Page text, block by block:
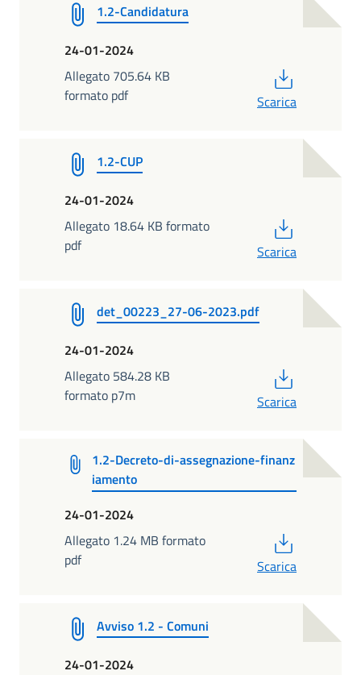
1.2-Candidatura
24-01-2024
Allegato 705.64 KB
formato pdf
Scarica
1.2-CUP
24-01-2024
Allegato 18.64 KB formato
pdf
Scarica
det_00223_27-06-2023.pdf
24-01-2024
Allegato 584.28 KB
formato p7m
Scarica
1.2-Decreto-di-assegnazione-finanz
iamento
24-01-2024
Allegato 1.24 MB formato
pdf
Scarica
Avviso 1.2 - Comuni
24-01-2024